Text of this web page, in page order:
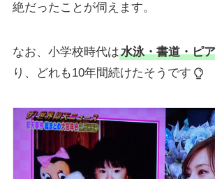
絶だったことが伺えます。
なお、小学校時代は水泳・書道・ピ
り、どれも10年間続けたそうです